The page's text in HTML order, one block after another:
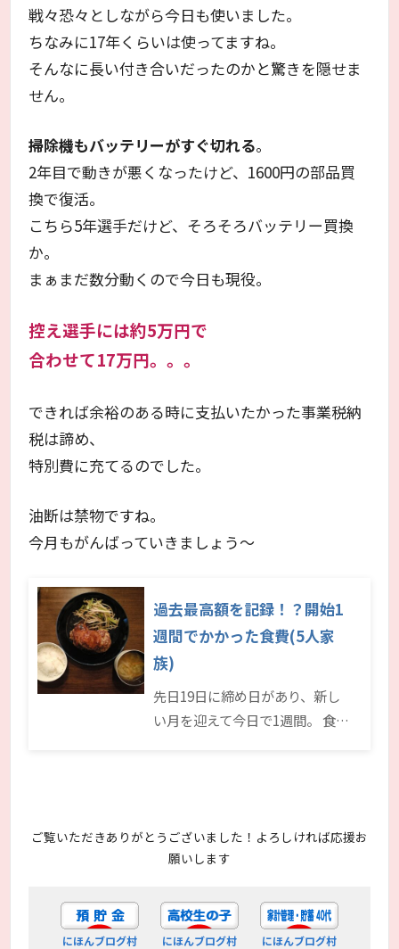
戦々恐々としながら今日も使いました。
ちなみに17年くらいは使ってますね。
そんなに長い付き合いだったのかと驚きを隠せま
せん。
掃除機もバッテリーがすぐ切れる。
2年目で動きが悪くなったけど、1600円の部品買
換で復活。
こちら5年選手だけど、そろそろバッテリー買換
か。
まぁまだ数分動くので今日も現役。
控え選手には約5万円で
合わせて17万円。。。
できれば余裕のある時に支払いたかった事業税納
税は諦め、
特別費に充てるのでした。
油断は禁物ですね。
今月もがんばっていきましょう～
過去最高額を記録！？開始1
週間でかかった食費(5人家
族)
先日19日に締め日があり、新し
い月を迎えて今日で1週間。 食…
ご覧いただきありがとうございました！よろしければ応援お
願いします
にほんブログ村 にほんブログ村 にほんブログ村